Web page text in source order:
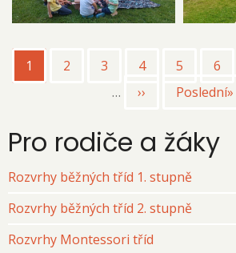
Pagination
Aktuální
stránka
1 Page
2 Page
3 Page
4 Page
5 Page
6
…
Následující
››
Poslední
Poslední»
Pro rodiče a žáky
Rozvrhy běžných tříd 1. stupně
Rozvrhy běžných tříd 2. stupně
Rozvrhy Montessori tříd